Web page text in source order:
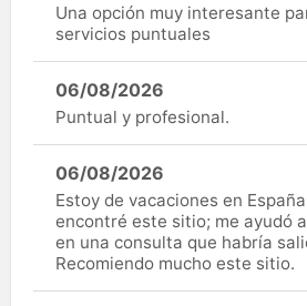
Una opción muy interesante
servicios puntuales
06/08/2026
Puntual y profesional.
06/08/2026
Estoy de vacaciones en
encontré este sitio; me ayudó
en una consulta que habría
Recomiendo mucho este sitio.